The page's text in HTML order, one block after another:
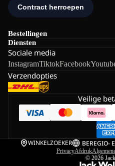
Bestellingen
Diensten
Sociale media
InstagramTiktokFacebook
Verzendopties
Veilige
WINKELZOEKER BEREGIO-
PrivacyAfdruk
© 2026